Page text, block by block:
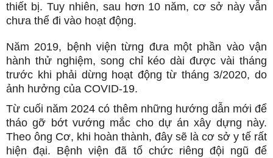
thiết bị. Tuy nhiên, sau hơn 10 năm, cơ sở này vẫn
chưa thể đi vào hoạt động.
Năm 2019, bệnh viện từng đưa một phần vào vận
hành thử nghiệm, song chỉ kéo dài được vài tháng
trước khi phải dừng hoạt động từ tháng 3/2020, do
ảnh hưởng của COVID-19.
Từ cuối năm 2024 có thêm những hướng dẫn mới để
tháo gỡ bớt vướng mắc cho dự án xây dựng này.
Theo ông Cơ, khi hoàn thành, đây sẽ là cơ sở y tế rất
hiện đại. Bệnh viện đã tổ chức riêng đội ngũ để